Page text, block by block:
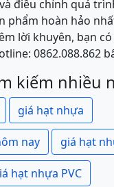
điều chỉnh quá
phẩm hoàn hảo
lời khuyên, bạn
0862.088.862
kiếm nhiều
giá hạt nhựa
nay giá hạt
hạt nhựa PVC